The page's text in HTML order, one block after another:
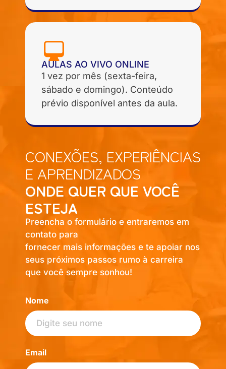
AULAS AO VIVO ONLINE
1 vez por mês (sexta-feira,
sábado e domingo). Conteúdo
prévio disponível antes da aula.
CONEXÕES, EXPERIÊNCIAS
E APRENDIZADOS
ONDE QUER QUE VOCÊ
ESTEJA
Preencha o formulário e entraremos em
contato para
fornecer mais informações e te apoiar nos
seus próximos passos rumo à carreira
que você sempre sonhou!
Nome
Email